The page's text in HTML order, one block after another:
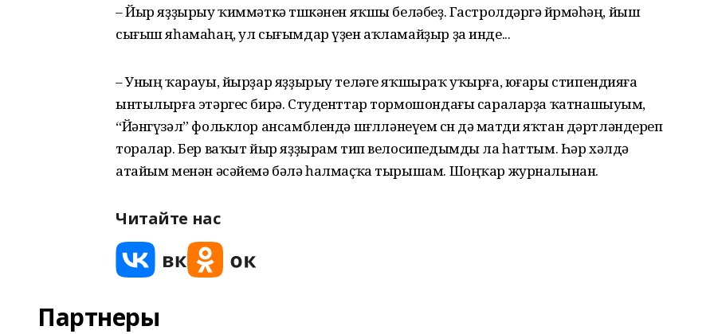
– Йыр яҙҙырыу ҡиммәткә төшкәнен яҡшы беләбеҙ. Гастролдәргә йөрөмәһәң, йыш
сығыш яһамаһаң, ул сығымдар үҙен аҡламайҙыр ҙа инде...
– Уның ҡарауы, йырҙар яҙҙырыу теләге яҡшыраҡ уҡырға, юғары стипендияға
ынтылырға этәргес бирә. Студенттар тормошондағы сараларҙа ҡатнашыуым,
“Йәнгүзәл” фольклор ансамблендә шөғөлләнеүем өсөн дә матди яҡтан дәртләндереп
торалар. Бер ваҡыт йыр яҙҙырам тип велосипедымды ла һаттым. Һәр хәлдә
атайым менән әсәйемә бәлә һалмаҫҡа тырышам. Шоңҡар журналынан.
Читайте нас
Партнеры